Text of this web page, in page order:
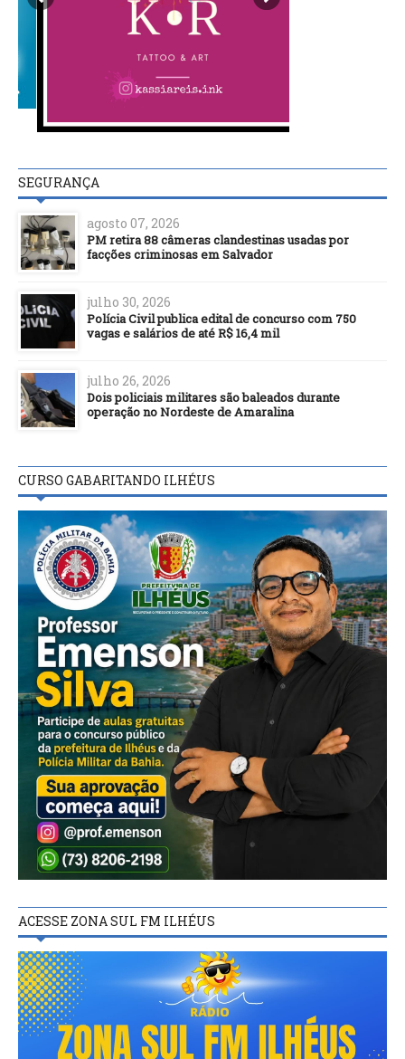
SEGURANÇA
agosto 07, 2026
PM retira 88 câmeras clandestinas usadas por
facções criminosas em Salvador
julho 30, 2026
Polícia Civil publica edital de concurso com 750
vagas e salários de até R$ 16,4 mil
julho 26, 2026
Dois policiais militares são baleados durante
operação no Nordeste de Amaralina
CURSO GABARITANDO ILHÉUS
ACESSE ZONA SUL FM ILHÉUS